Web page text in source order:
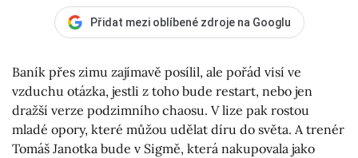
Přidat mezi oblíbené zdroje na Googlu
Baník přes zimu zajímavě posílil, ale pořád visí ve
vzduchu otázka, jestli z toho bude restart, nebo jen
dražší verze podzimního chaosu. V lize pak rostou
mladé opory, které můžou udělat díru do světa. A trenér
Tomáš Janotka bude v Sigmě, která nakupovala jako